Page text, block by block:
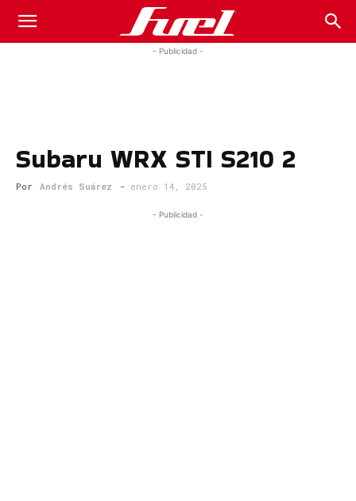
Fuel
Magazine
- Publicidad -
Subaru WRX STI S210 2
Por Andrés Suárez - enero 14, 2025
- Publicidad -